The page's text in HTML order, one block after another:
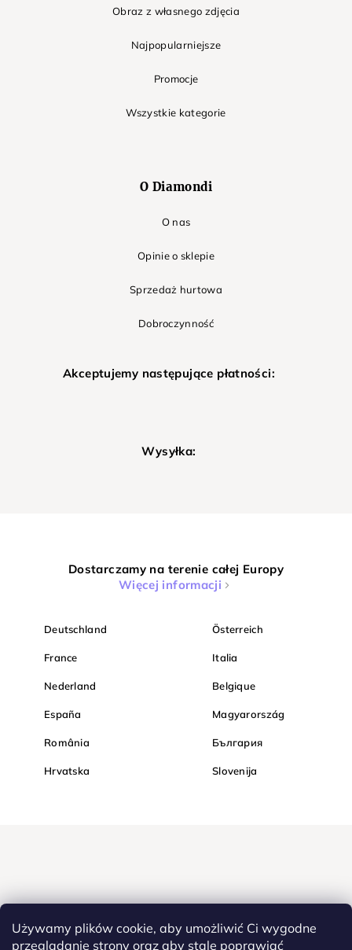
Używamy plików cookie, aby umożliwić Ci wygodne
przeglądanie strony oraz aby stale poprawiać
Obraz z własnego zdjęcia
Najpopularniejsze
Promocje
Wszystkie kategorie
O Diamondi
O nas
Opinie o sklepie
Sprzedaż hurtowa
Dobroczynność
Akceptujemy następujące płatności:
Wysyłka:
Dostarczamy na terenie całej Europy
Więcej informacji
Deutschland Österreich
France Italia
Nederland Belgique
España Magyarország
România България
Hrvatska Slovenija